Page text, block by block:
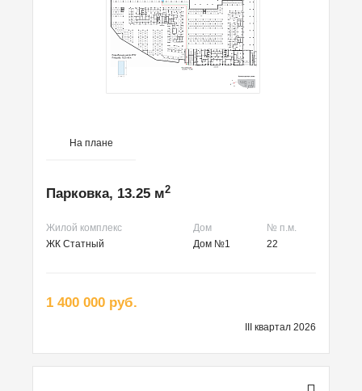
На плане
Парковка, 13.25 м2
Жилой комплекс Дом
№ п.м.
ЖК Статный
Дом №1 22
1 400 000 руб.
III квартал 2026